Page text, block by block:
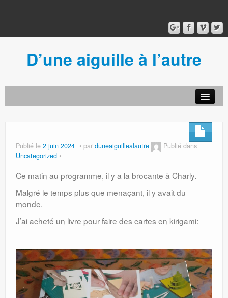
D’une aiguille à l’autre
Publié le 2 juin 2024 par duneaiguillealautre
Publié dans
Uncategorized
Ce matin au programme, il y a la brocante à Charly.
Malgré le temps plus que menaçant, il y avait du
monde.
J’ai acheté un livre pour faire des cartes en kirigami: